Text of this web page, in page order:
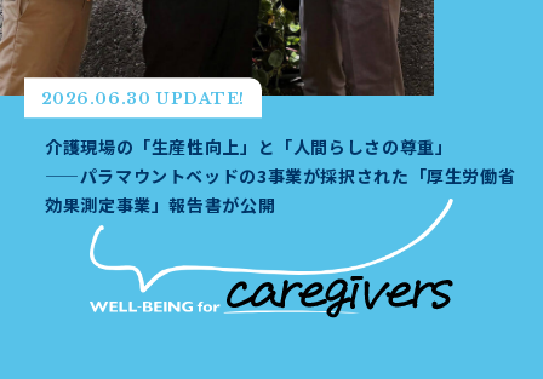
2026.06.30 UPDATE!
介護現場の「生産性向上」と「人間らしさの尊重」
——パラマウントベッドの3事業が採択された「厚生労働省
効果測定事業」報告書が公開